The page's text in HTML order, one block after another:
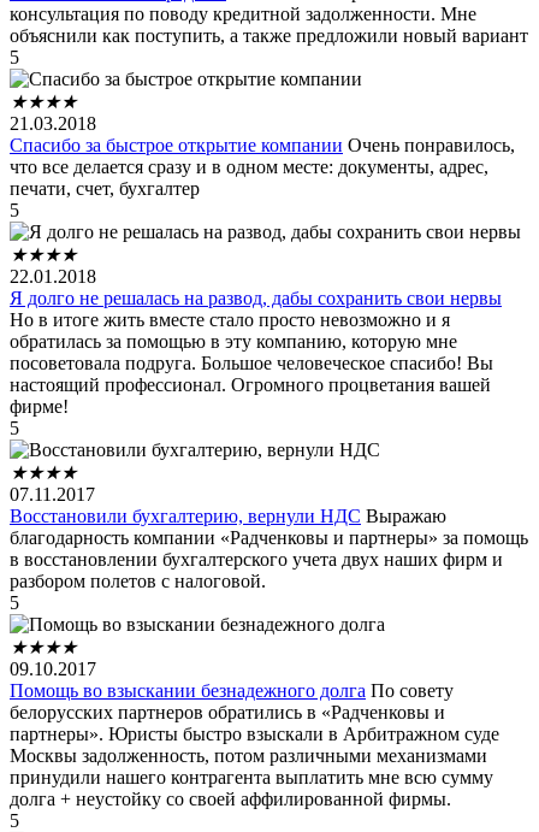
консультация по поводу кредитной задолженности. Мне
объяснили как поступить, а также предложили новый вариант
5
★★★★
21.03.2018
Спасибо за быстрое открытие компании Очень понравилось,
что все делается сразу и в одном месте: документы, адрес,
печати, счет, бухгалтер
5
★★★★
22.01.2018
Я долго не решалась на развод, дабы сохранить свои нервы
Но в итоге жить вместе стало просто невозможно и я
обратилась за помощью в эту компанию, которую мне
посоветовала подруга. Большое человеческое спасибо! Вы
настоящий профессионал. Огромного процветания вашей
фирме!
5
★★★★
07.11.2017
Восстановили бухгалтерию, вернули НДС Выражаю
благодарность компании «Радченковы и партнеры» за помощь
в восстановлении бухгалтерского учета двух наших фирм и
разбором полетов с налоговой.
5
★★★★
09.10.2017
Помощь во взыскании безнадежного долга По совету
белорусских партнеров обратились в «Радченковы и
партнеры». Юристы быстро взыскали в Арбитражном суде
Москвы задолженность, потом различными механизмами
принудили нашего контрагента выплатить мне всю сумму
долга + неустойку со своей аффилированной фирмы.
5